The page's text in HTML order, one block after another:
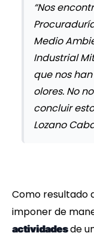
“Nos
Medio
Industrial
que nos
olores. No
concluir
Lozano
Como resultado
imponer de
actividadesde